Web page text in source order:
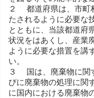
２ 都道府県は、市町
たされるように必要な
とともに、当該都道府
状況をはあくし、産業
ように必要な措置を講
い。
３ 国は、廃棄物に関
びに廃棄物の処理に関
に国内における廃棄物